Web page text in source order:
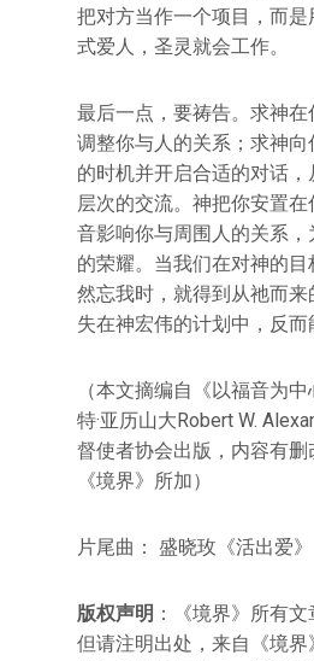
把对方当作一个项目，而
式爱人，圣灵就会工作。
最后一点，要祷告。求神
调整你与人的关系；求神
的时机并开启合适的对话
层次的交流。神把你安置
音影响你与周围人的关系
的荣耀。当我们在对神的
然忘我时，就得到从祂而
失在神宏伟的计划中，反而
（本文摘编自《以福音为
特·亚历山大Robert W.
督使者协会出版，内容有删
《境界》所加）
片尾曲： 盛晓玫《活出爱》
版权声明 ：《境界》所有
但请注明出处，来自《境